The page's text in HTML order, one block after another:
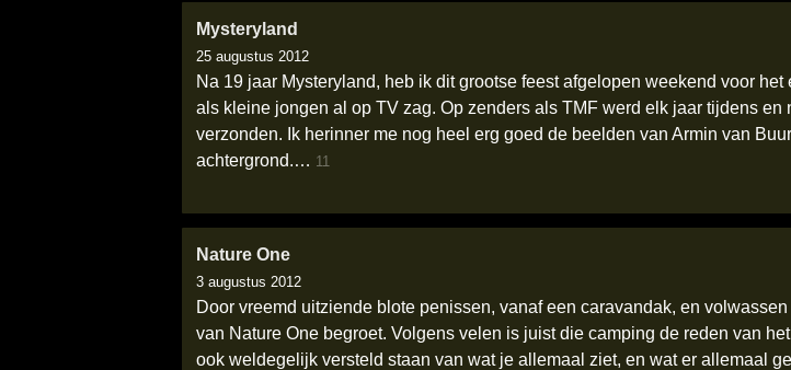
Mysteryland
25 augustus 2012
Na 19 jaar Mysteryland, heb ik dit grootse feest afgelopen weekend voor
als kleine jongen al op TV zag. Op zenders als TMF werd elk jaar tijdens
verzonden. Ik herinner me nog heel erg goed de beelden van Armin van
achtergrond.… 11
Nature One
3 augustus 2012
Door vreemd uitziende blote penissen, vanaf een caravandak, en
van Nature One begroet. Volgens velen is juist die camping de reden van
ook weldegelijk versteld staan van wat je allemaal ziet, en wat er allemaal